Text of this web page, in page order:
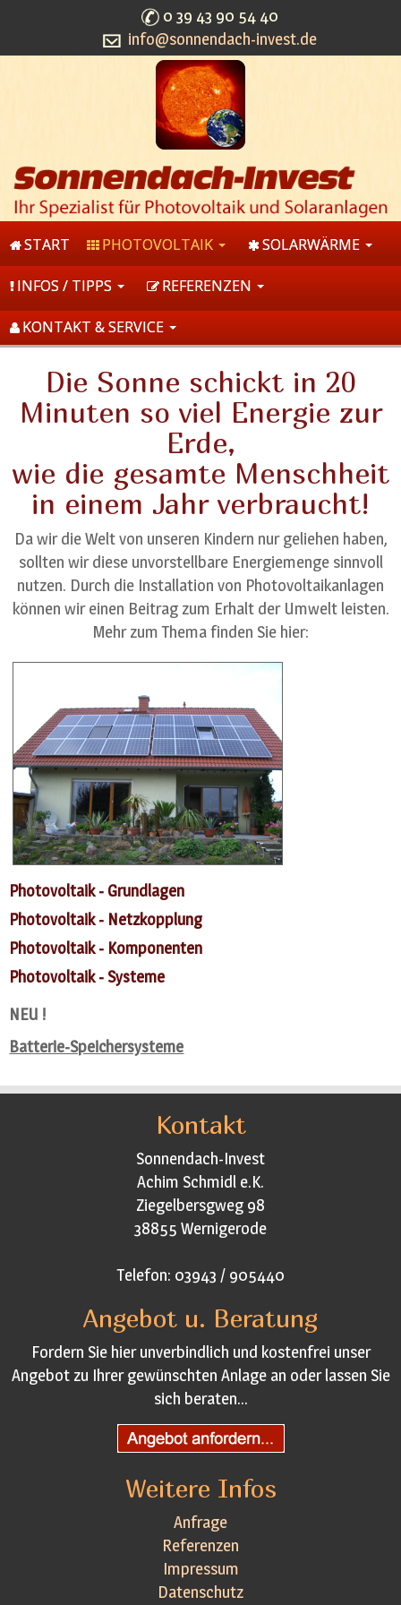
0 39 43 90 54 40
info@sonnendach-invest.de
START PHOTOVOLTAIK SOLARWÄRME
INFOS / TIPPS REFERENZEN
KONTAKT & SERVICE
Die Sonne schickt in 20
Minuten so viel Energie zur
Erde,
wie die gesamte Menschheit
in einem Jahr verbraucht!
Da wir die Welt von unseren Kindern nur geliehen haben,
sollten wir diese unvorstellbare Energiemenge sinnvoll
nutzen. Durch die Installation von Photovoltaikanlagen
können wir einen Beitrag zum Erhalt der Umwelt leisten.
Mehr zum Thema finden Sie hier:
Photovoltaik - Grundlagen
Photovoltaik - Netzkopplung
Photovoltaik - Komponenten
Photovoltaik - Systeme
NEU !
Batterie-Speichersysteme
Kontakt
Sonnendach-Invest
Achim Schmidl e.K.
Ziegelbersgweg 98
38855 Wernigerode
Telefon: 03943 / 905440
Angebot u. Beratung
Fordern Sie hier unverbindlich und kostenfrei unser
Angebot zu Ihrer gewünschten Anlage an oder lassen Sie
sich beraten...
Weitere Infos
Anfrage
Referenzen
Impressum
Datenschutz